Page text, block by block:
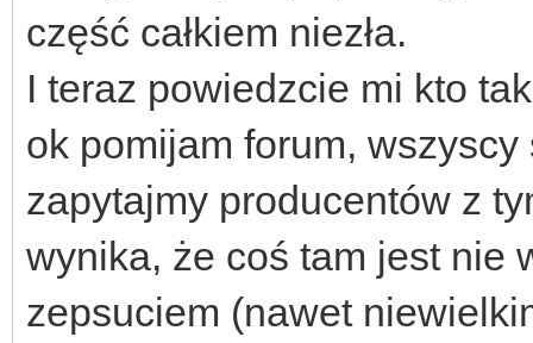
część całkiem niezła.
I teraz powiedzcie mi kto
ok pomijam forum,
zapytajmy producentów z
wynika, że coś tam jest nie
zepsuciem (nawet